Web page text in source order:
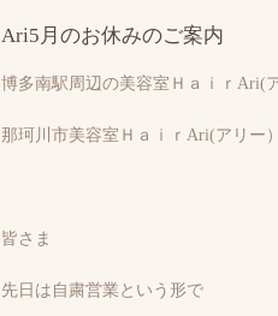
Ari5月のお休みのご案内
博多南駅周辺の美容室ＨａｉｒAri(
那珂川市美容室ＨａｉｒAri(アリー
皆さま
先日は自粛営業という形で